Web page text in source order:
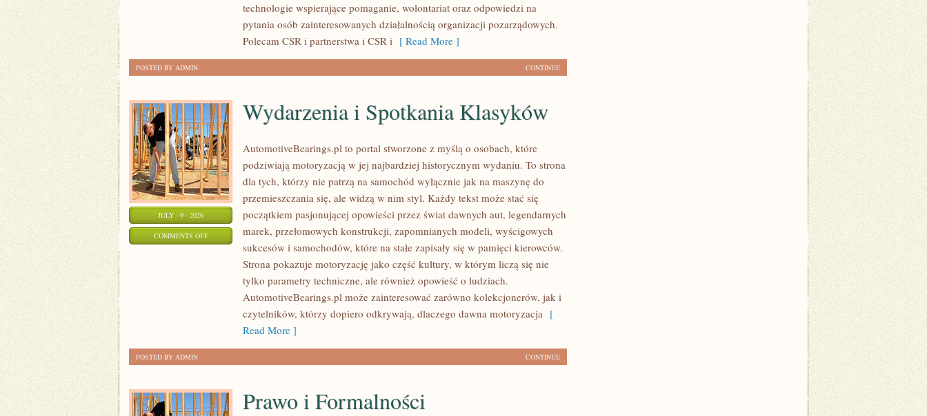
technologie wspierające pomaganie, wolontariat oraz odpowiedzi na
pytania osób zainteresowanych działalnością organizacji pozarządowych.
Polecam CSR i partnerstwa i CSR i [ Read More ]
CONTINUE
POSTED BY ADMIN
JULY - 9 - 2026
COMMENTS OFFON
WYDARZENIA
SPOTKANIA
KLASYKÓW
Wydarzenia i Spotkania Klasyków
AutomotiveBearings.pl to portal stworzone z myślą o osobach, które
podziwiają motoryzacją w jej najbardziej historycznym wydaniu. To strona
dla tych, którzy nie patrzą na samochód wyłącznie jak na maszynę do
przemieszczania się, ale widzą w nim styl. Każdy tekst może stać się
początkiem pasjonującej opowieści przez świat dawnych aut, legendarnych
marek, przełomowych konstrukcji, zapomnianych modeli, wyścigowych
sukcesów i samochodów, które na stałe zapisały się w pamięci kierowców.
Strona pokazuje motoryzację jako część kultury, w którym liczą się nie
tylko parametry techniczne, ale również opowieść o ludziach.
AutomotiveBearings.pl może zainteresować zarówno kolekcjonerów, jak i
czytelników, którzy dopiero odkrywają, dlaczego dawna motoryzacja [
Read More ]
CONTINUE
POSTED BY ADMIN
Prawo i Formalności